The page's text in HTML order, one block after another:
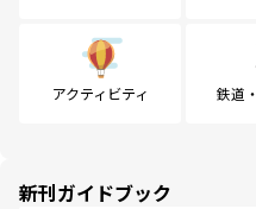
アクティビティ 鉄道
新刊ガイドブック